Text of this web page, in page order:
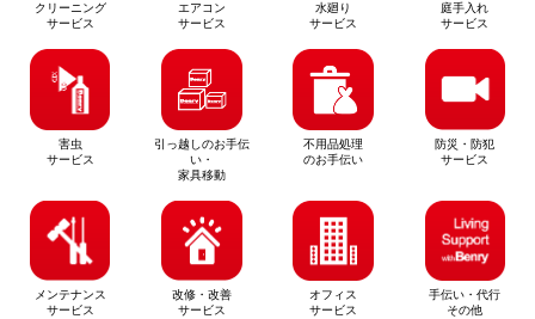
クリーニング
サービス
エアコン
サービス
水廻り
サービス
庭手入れ
サービス
害虫
サービス
引っ越しのお手伝
い・
家具移動
不用品処理
のお手伝い
防災・防犯
サービス
メンテナンス
サービス
改修・改善
サービス
オフィス
サービス
手伝い・代行
その他